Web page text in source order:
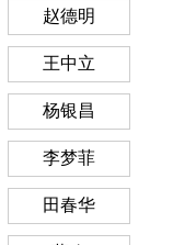
赵德明
王中立
杨银昌
李梦菲
田春华